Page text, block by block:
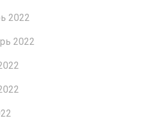
2022
2022